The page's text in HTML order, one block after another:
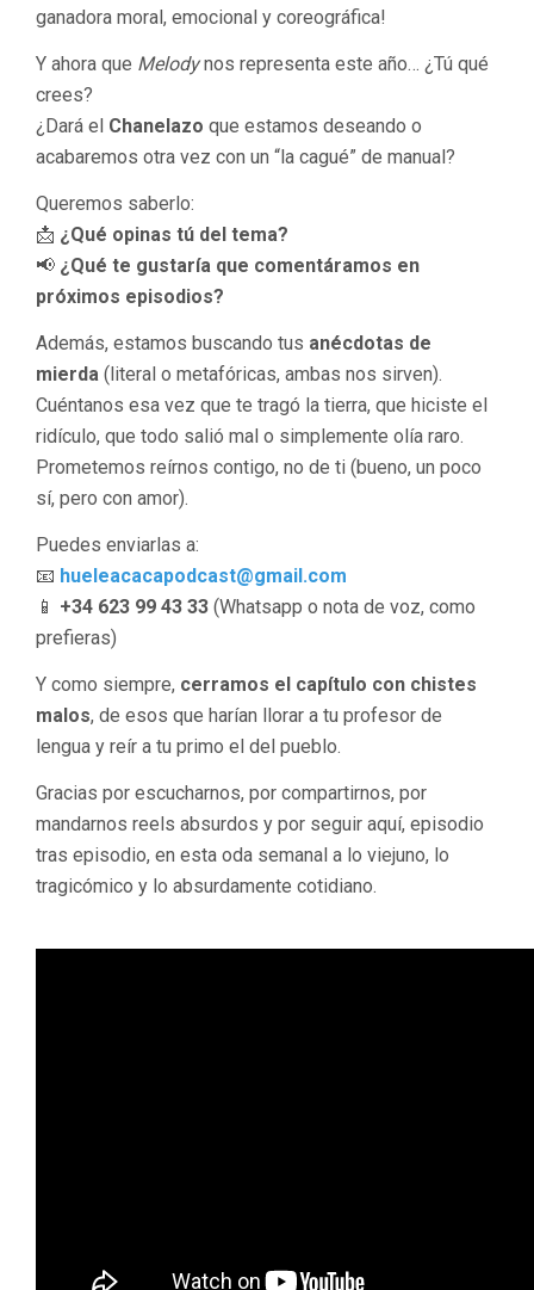
ganadora moral, emocional y coreográfica!
Y ahora que Melodynos representa este año… ¿Tú qué
crees?
¿Dará el Chanelazo que estamos deseando o
acabaremos otra vez con un “la cagué” de manual?
Queremos saberlo:
📩 ¿Qué opinas tú del tema?
📢 ¿Qué te gustaría que comentáramos en
próximos episodios?
Además, estamos buscando tus anécdotas de
mierda (literal o metafóricas, ambas nos sirven).
Cuéntanos esa vez que te tragó la tierra, que hiciste el
ridículo, que todo salió mal o simplemente olía raro.
Prometemos reírnos contigo, no de ti (bueno, un poco
sí, pero con amor).
Puedes enviarlas a:
📧 hueleacacapodcast@gmail.com
📱 +34 623 99 43 33 (Whatsapp o nota de voz, como
prefieras)
Y como siempre, cerramos el capítulo con chistes
malos, de esos que harían llorar a tu profesor de
lengua y reír a tu primo el del pueblo.
Gracias por escucharnos, por compartirnos, por
mandarnos reels absurdos y por seguir aquí, episodio
tras episodio, en esta oda semanal a lo viejuno, lo
tragicómico y lo absurdamente cotidiano.